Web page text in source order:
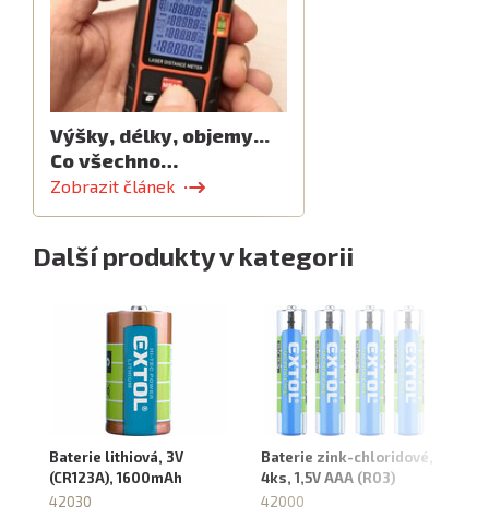
Výšky, délky, objemy...
Co všechno…
Zobrazit článek
Další produkty v kategorii
Baterie lithiová, 3V
(CR123A), 1600mAh
42030
Baterie zink-chloridové,
4ks, 1,5V AAA (R03)
42000